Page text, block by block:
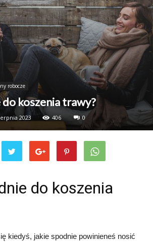
robocze
koszenia trawy?
2023 406 0
do koszenia
kiedyś, jakie spodnie powinieneś nosić